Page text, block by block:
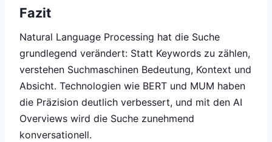
Fazit
Natural Language Processing hat die Suche
grundlegend verändert: Statt Keywords zu zählen,
verstehen Suchmaschinen Bedeutung, Kontext und
Absicht. Technologien wie BERT und MUM haben
die Präzision deutlich verbessert, und mit den AI
Overviews wird die Suche zunehmend
konversationell.